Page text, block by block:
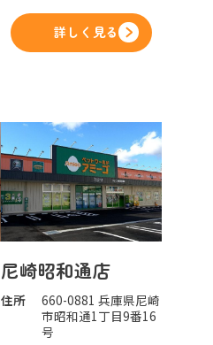
詳しく見る
尼崎昭和通店
住所
660-0881 兵庫県尼崎
市昭和通1丁目9番16
号